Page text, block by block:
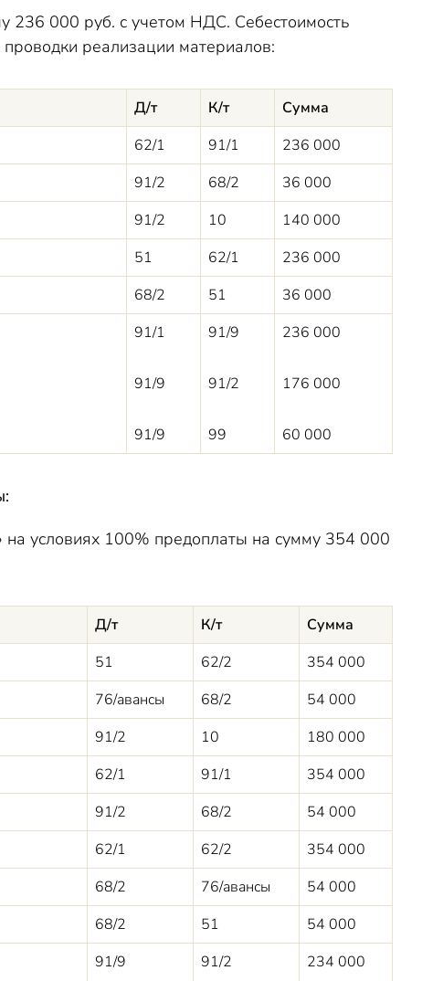
236 000 руб. с учетом НДС. Себестоимость
реализации материалов:
Д/т К/т
Сумма
62/1 91/1
236 000
91/2 68/2
36 000
91/2 10
140 000
51 62/1
236 000
68/2 51 36 000
91/1
91/9
91/9
91/9
91/2
99
236 000
176 000
60 000
условиях 100% предоплаты на сумму 354 000
Д/т К/т
Сумма
51 62/2
354 000
76/авансы 68/2
54 000
91/2 10
180 000
62/1 91/1
354 000
91/2 68/2
54 000
62/1 62/2
354 000
68/2 76/авансы
54 000
68/2 51
54 000
91/9
91/2 234 000